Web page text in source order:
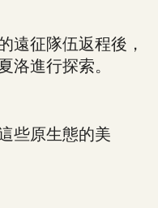
征隊伍返程後，
洛進行探索。
原生態的美